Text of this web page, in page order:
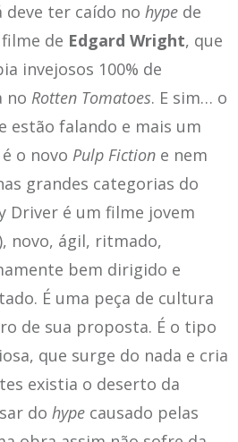
deve ter caído no hype de
de Edgard Wright, que
invejosos 100% de
no Rotten Tomatoes. E sim… o
estão falando e mais um
o novo Pulp Fiction e nem
grandes categorias do
Driver é um filme jovem
novo, ágil, ritmado,
bem dirigido e
É uma peça de cultura
de sua proposta. É o tipo
que surge do nada e cria
existia o deserto da
do hype causado pelas